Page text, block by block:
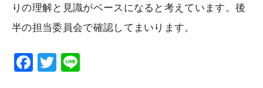
りの理解と見識がベースになると考えています。後
半の担当委員会で確認してまいります。
F
T